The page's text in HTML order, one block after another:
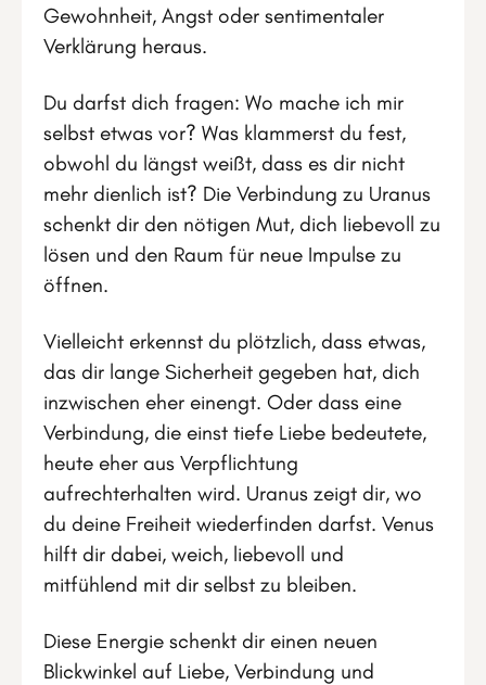
Gewohnheit, Angst oder sentimentaler
Verklärung heraus.
Du darfst dich fragen: Wo mache ich mir
selbst etwas vor? Was klammerst du fest,
obwohl du längst weißt, dass es dir nicht
mehr dienlich ist? Die Verbindung zu Uranus
schenkt dir den nötigen Mut, dich liebevoll zu
lösen und den Raum für neue Impulse zu
öffnen.
Vielleicht erkennst du plötzlich, dass etwas,
das dir lange Sicherheit gegeben hat, dich
inzwischen eher einengt. Oder dass eine
Verbindung, die einst tiefe Liebe bedeutete,
heute eher aus Verpflichtung
aufrechterhalten wird. Uranus zeigt dir, wo
du deine Freiheit wiederfinden darfst. Venus
hilft dir dabei, weich, liebevoll und
mitfühlend mit dir selbst zu bleiben.
Diese Energie schenkt dir einen neuen
Blickwinkel auf Liebe, Verbindung und